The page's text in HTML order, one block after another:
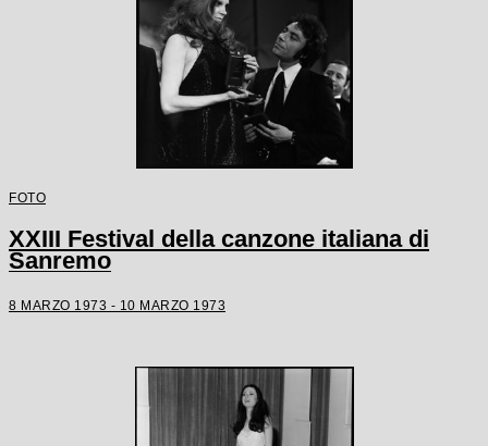
FOTO
XXIII Festival della canzone italiana di
Sanremo
8 MARZO 1973 - 10 MARZO 1973